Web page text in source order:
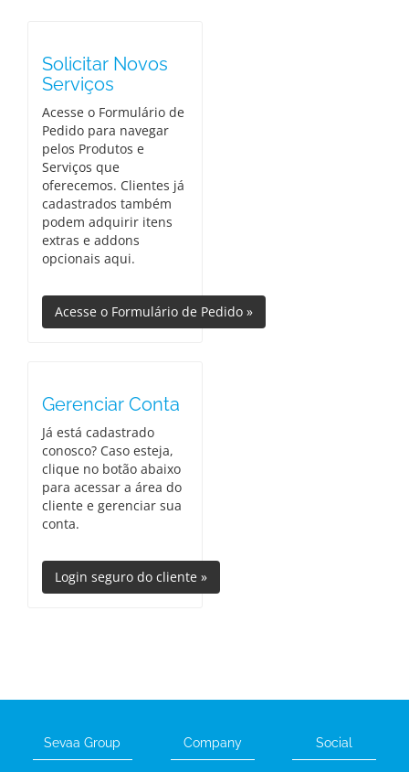
Solicitar Novos
Serviços
Acesse o Formulário de
Pedido para navegar
pelos Produtos e
Serviços que
oferecemos. Clientes já
cadastrados também
podem adquirir itens
extras e addons
opcionais aqui.
Gerenciar Conta
Já está cadastrado
conosco? Caso esteja,
clique no botão abaixo
para acessar a área do
cliente e gerenciar sua
conta.
Sevaa Group Company Social